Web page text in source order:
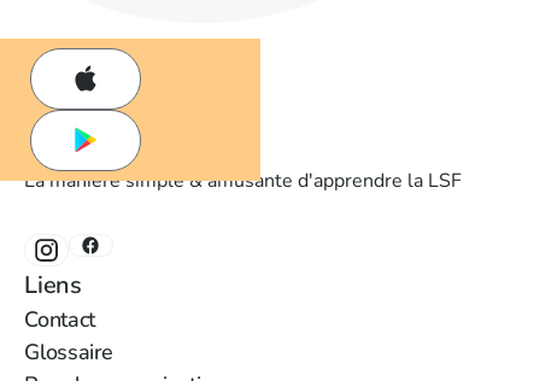
La manière simple & amusante d'apprendre la LSF
‍Liens
‍Contact
Glossaire